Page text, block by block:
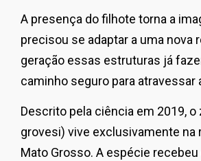
A presença do filhote torna a
precisou se adaptar a uma nova
geração essas estruturas já
caminho seguro para atravessar
Descrito pela ciência em 2019,
grovesi) vive exclusivamente na
Mato Grosso. A espécie